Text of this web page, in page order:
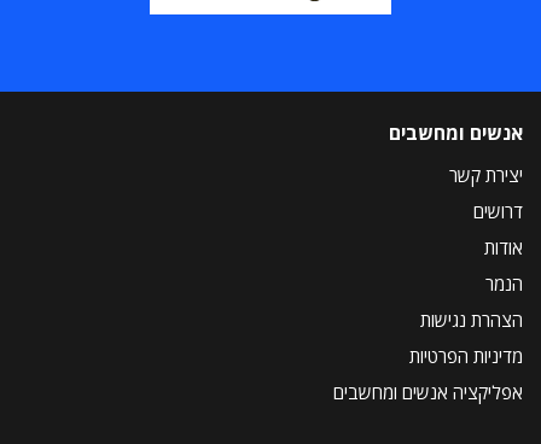
אנשים ומחשבים
יצירת קשר
דרושים
אודות
הנמר
הצהרת נגישות
מדיניות הפרטיות
אפליקציה אנשים ומחשבים